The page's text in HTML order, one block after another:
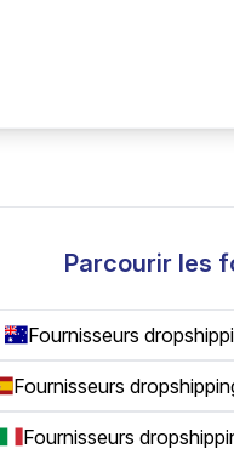
Parcourir les
Fournisseurs
Fournisseurs
Fournisseurs